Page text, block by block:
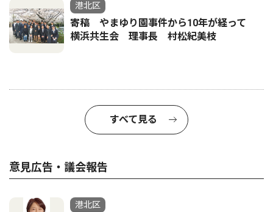
港北区
寄稿 やまゆり園事件から10年が経って
横浜共生会 理事長 村松紀美枝
すべて見る
意見広告・議会報告
港北区